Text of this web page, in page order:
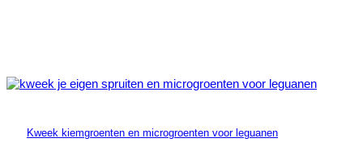
Kweek kiemgroenten en microgroenten voor leguanen